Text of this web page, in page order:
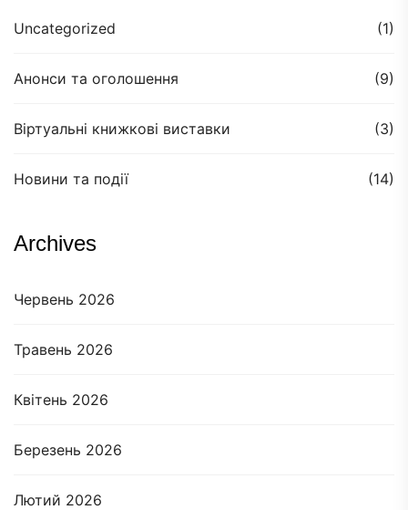
Uncategorized (1)
Анонси та оголошення (9)
Віртуальні книжкові виставки (3)
Новини та події (14)
Archives
Червень 2026
Травень 2026
Квітень 2026
Березень 2026
Лютий 2026